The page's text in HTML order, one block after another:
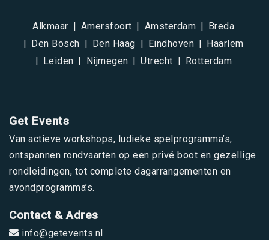
Alkmaar Amersfoort Amsterdam
Breda
Den Bosch
Den Haag Eindhoven
Haarlem
Leiden
Nijmegen Utrecht Rotterdam
Get Events
Van actieve workshops, ludieke spelprogramma’s,
ontspannen rondvaarten op een privé boot en gezellige
rondleidingen, tot complete dagarrangementen en
avondprogramma’s.
Contact & Adres
info@getevents.nl